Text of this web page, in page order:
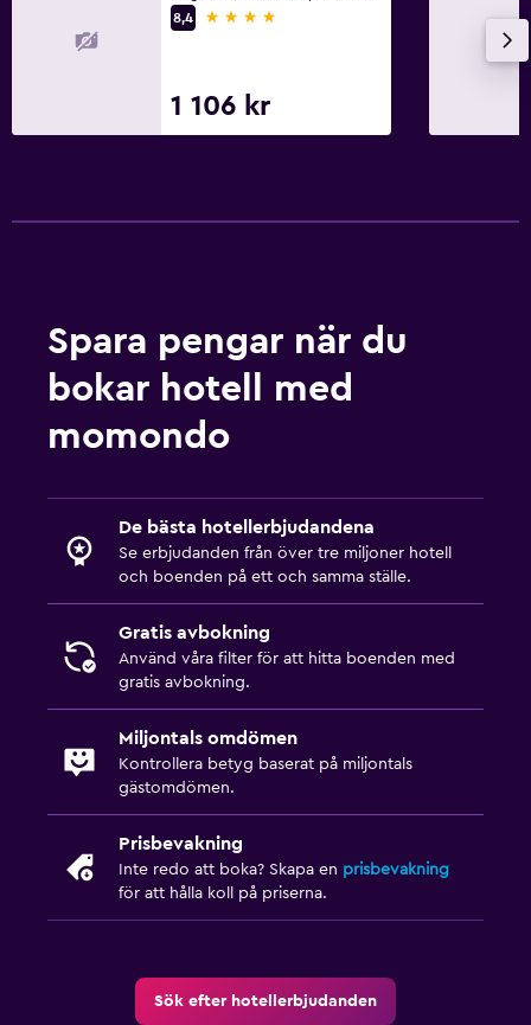
8,4
4 stjärnor
1 106 kr
Spara pengar när du
bokar hotell med
momondo
De bästa hotellerbjudandena
Se erbjudanden från över tre miljoner hotell
och boenden på ett och samma ställe.
Gratis avbokning
Använd våra filter för att hitta boenden med
gratis avbokning.
Miljontals omdömen
Kontrollera betyg baserat på miljontals
gästomdömen.
Prisbevakning
Inte redo att boka? Skapa en prisbevakning
för att hålla koll på priserna.
Sök efter hotellerbjudanden